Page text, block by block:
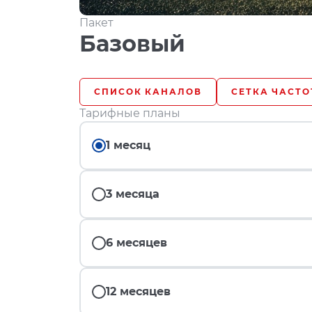
Пакет
Базовый
СПИСОК КАНАЛОВ СЕТКА
Тарифные планы
1 месяц
3 месяца
6 месяцев
12 месяцев